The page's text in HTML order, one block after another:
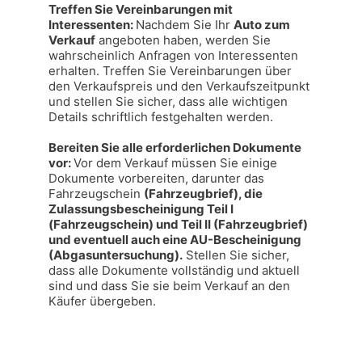
Treffen Sie Vereinbarungen mit
Interessenten: Nachdem Sie Ihr Auto zum
Verkauf angeboten haben, werden Sie
wahrscheinlich Anfragen von Interessenten
erhalten. Treffen Sie Vereinbarungen über
den Verkaufspreis und den Verkaufszeitpunkt
und stellen Sie sicher, dass alle wichtigen
Details schriftlich festgehalten werden.
Bereiten Sie alle erforderlichen Dokumente
vor: Vor dem Verkauf müssen Sie einige
Dokumente vorbereiten, darunter das
Fahrzeugschein (Fahrzeugbrief), die
Zulassungsbescheinigung Teil I
(Fahrzeugschein) und Teil II (Fahrzeugbrief)
und eventuell auch eine AU-Bescheinigung
(Abgasuntersuchung). Stellen Sie sicher,
dass alle Dokumente vollständig und aktuell
sind und dass Sie sie beim Verkauf an den
Käufer übergeben.